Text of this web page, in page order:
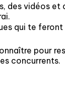
des vidéos et
qui te
pour
concurrents.